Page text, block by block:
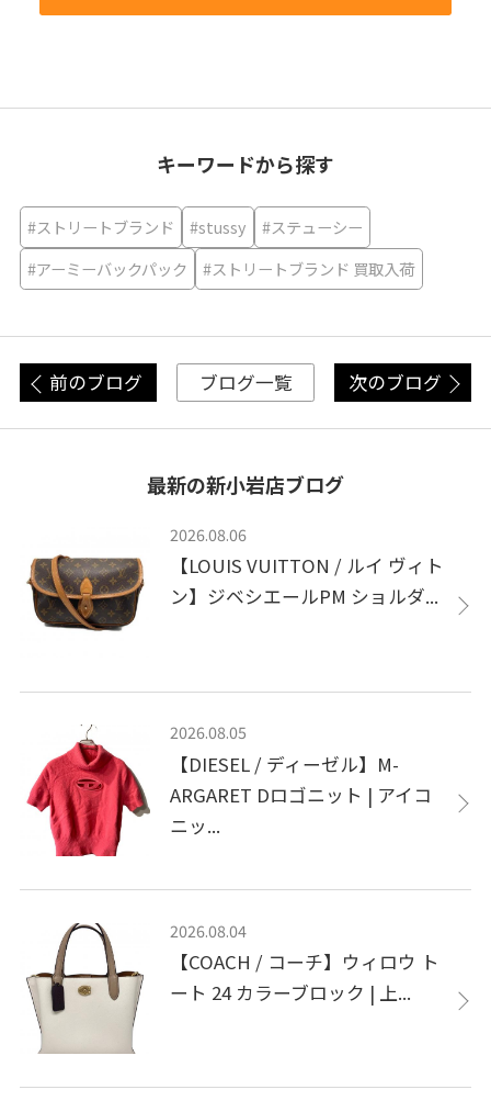
キーワードから探す
#ストリートブランド #stussy
#ステューシー
#アーミーバックパック
#ストリートブランド 買取入荷
前のブログ ブログ一覧 次のブログ
最新の新小岩店ブログ
2026.08.06
【LOUIS VUITTON / ルイ ヴィト
ン】ジベシエールPM ショルダ...
2026.08.05
【DIESEL / ディーゼル】M-
ARGARET Dロゴニット | アイコ
ニッ...
2026.08.04
【COACH / コーチ】ウィロウ ト
ート 24 カラーブロック | 上...